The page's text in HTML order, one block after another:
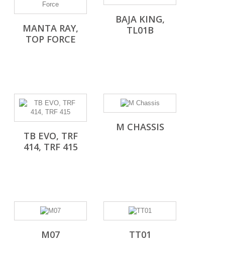
MANTA RAY,
TOP FORCE
BAJA KING,
TL01B
TB EVO, TRF
414, TRF 415
M CHASSIS
M07 TT01